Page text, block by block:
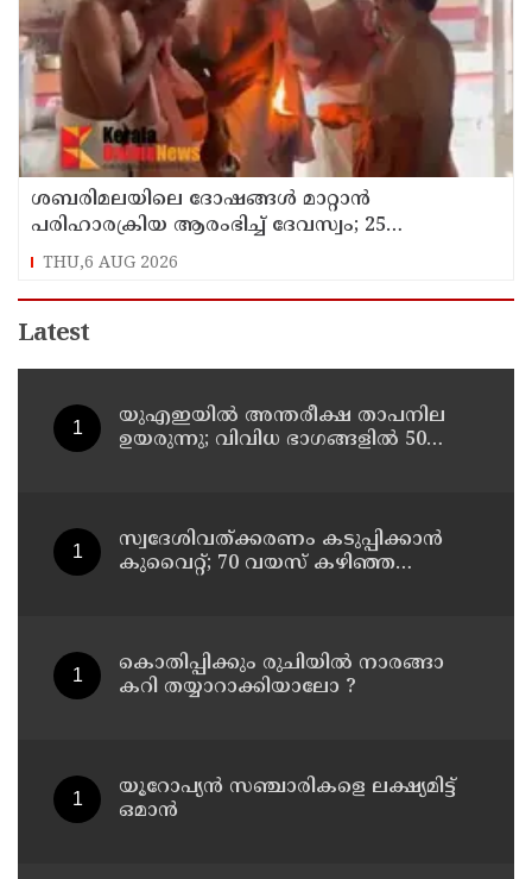
ശബരിമലയിലെ ദോഷങ്ങൾ മാറ്റാൻ
പരിഹാരക്രിയ ആരംഭിച്ച് ദേവസ്വം; 25
ക്ഷേത്രങ്ങളിൽ പ്രത്യേക പൂജ
THU,6 AUG 2026
Latest
യുഎഇയില്‍ അന്തരീക്ഷ താപനില
ഉയരുന്നു; വിവിധ ഭാഗങ്ങളില്‍ 50
സ്വദേശിവത്ക്കരണം കടുപ്പിക്കാന്‍
കുവൈറ്റ്; 70 വയസ് കഴിഞ്ഞ
കൊതിപ്പിക്കും രുചിയിൽ നാരങ്ങാ
കറി തയ്യാറാക്കിയാലോ ?
യൂറോപ്യന്‍ സഞ്ചാരികളെ ലക്ഷ്യമിട്ട്
ഒമാന്‍